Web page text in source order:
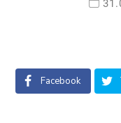
Facebook